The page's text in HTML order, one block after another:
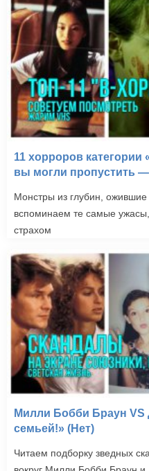
11 хорроров категории
вы могли пропустить —
Монстры из глубин,
вспоминаем те самые
страхом
Милли Бобби Браун
семьей!» (Нет)
Читаем подборку зведных